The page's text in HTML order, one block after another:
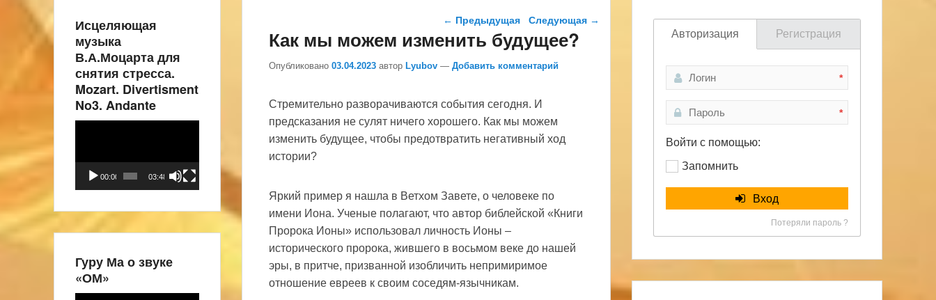
Навигация по записям
← Предыдущая Следующая →
Как мы можем изменить будущее?
Опубликовано 03.04.2023 автор Lyubov — Добавить комментарий
Стремительно разворачиваются события сегодня. И
предсказания не сулят ничего хорошего. Как мы можем
изменить будущее, чтобы предотвратить негативный ход
истории?
Яркий пример я нашла в Ветхом Завете, о человеке по
имени Иона. Ученые полагают, что автор библейской «Книги
Пророка Ионы» использовал личность Ионы –
исторического пророка, жившего в восьмом веке до нашей
эры, в притче, призванной изобличить непримиримое
отношение евреев к своим соседям-язычникам.
Авторизация Регистрация
*
*
Войти с помощью:
Запомнить
Вход
Потеряли пароль ?
Исцеляющая
музыка
В.А.Моцарта для
снятия стресса.
Mozart. Divertisment
No3. Andante
00:00 03:48
Гуру Ма о звуке
«ОМ»